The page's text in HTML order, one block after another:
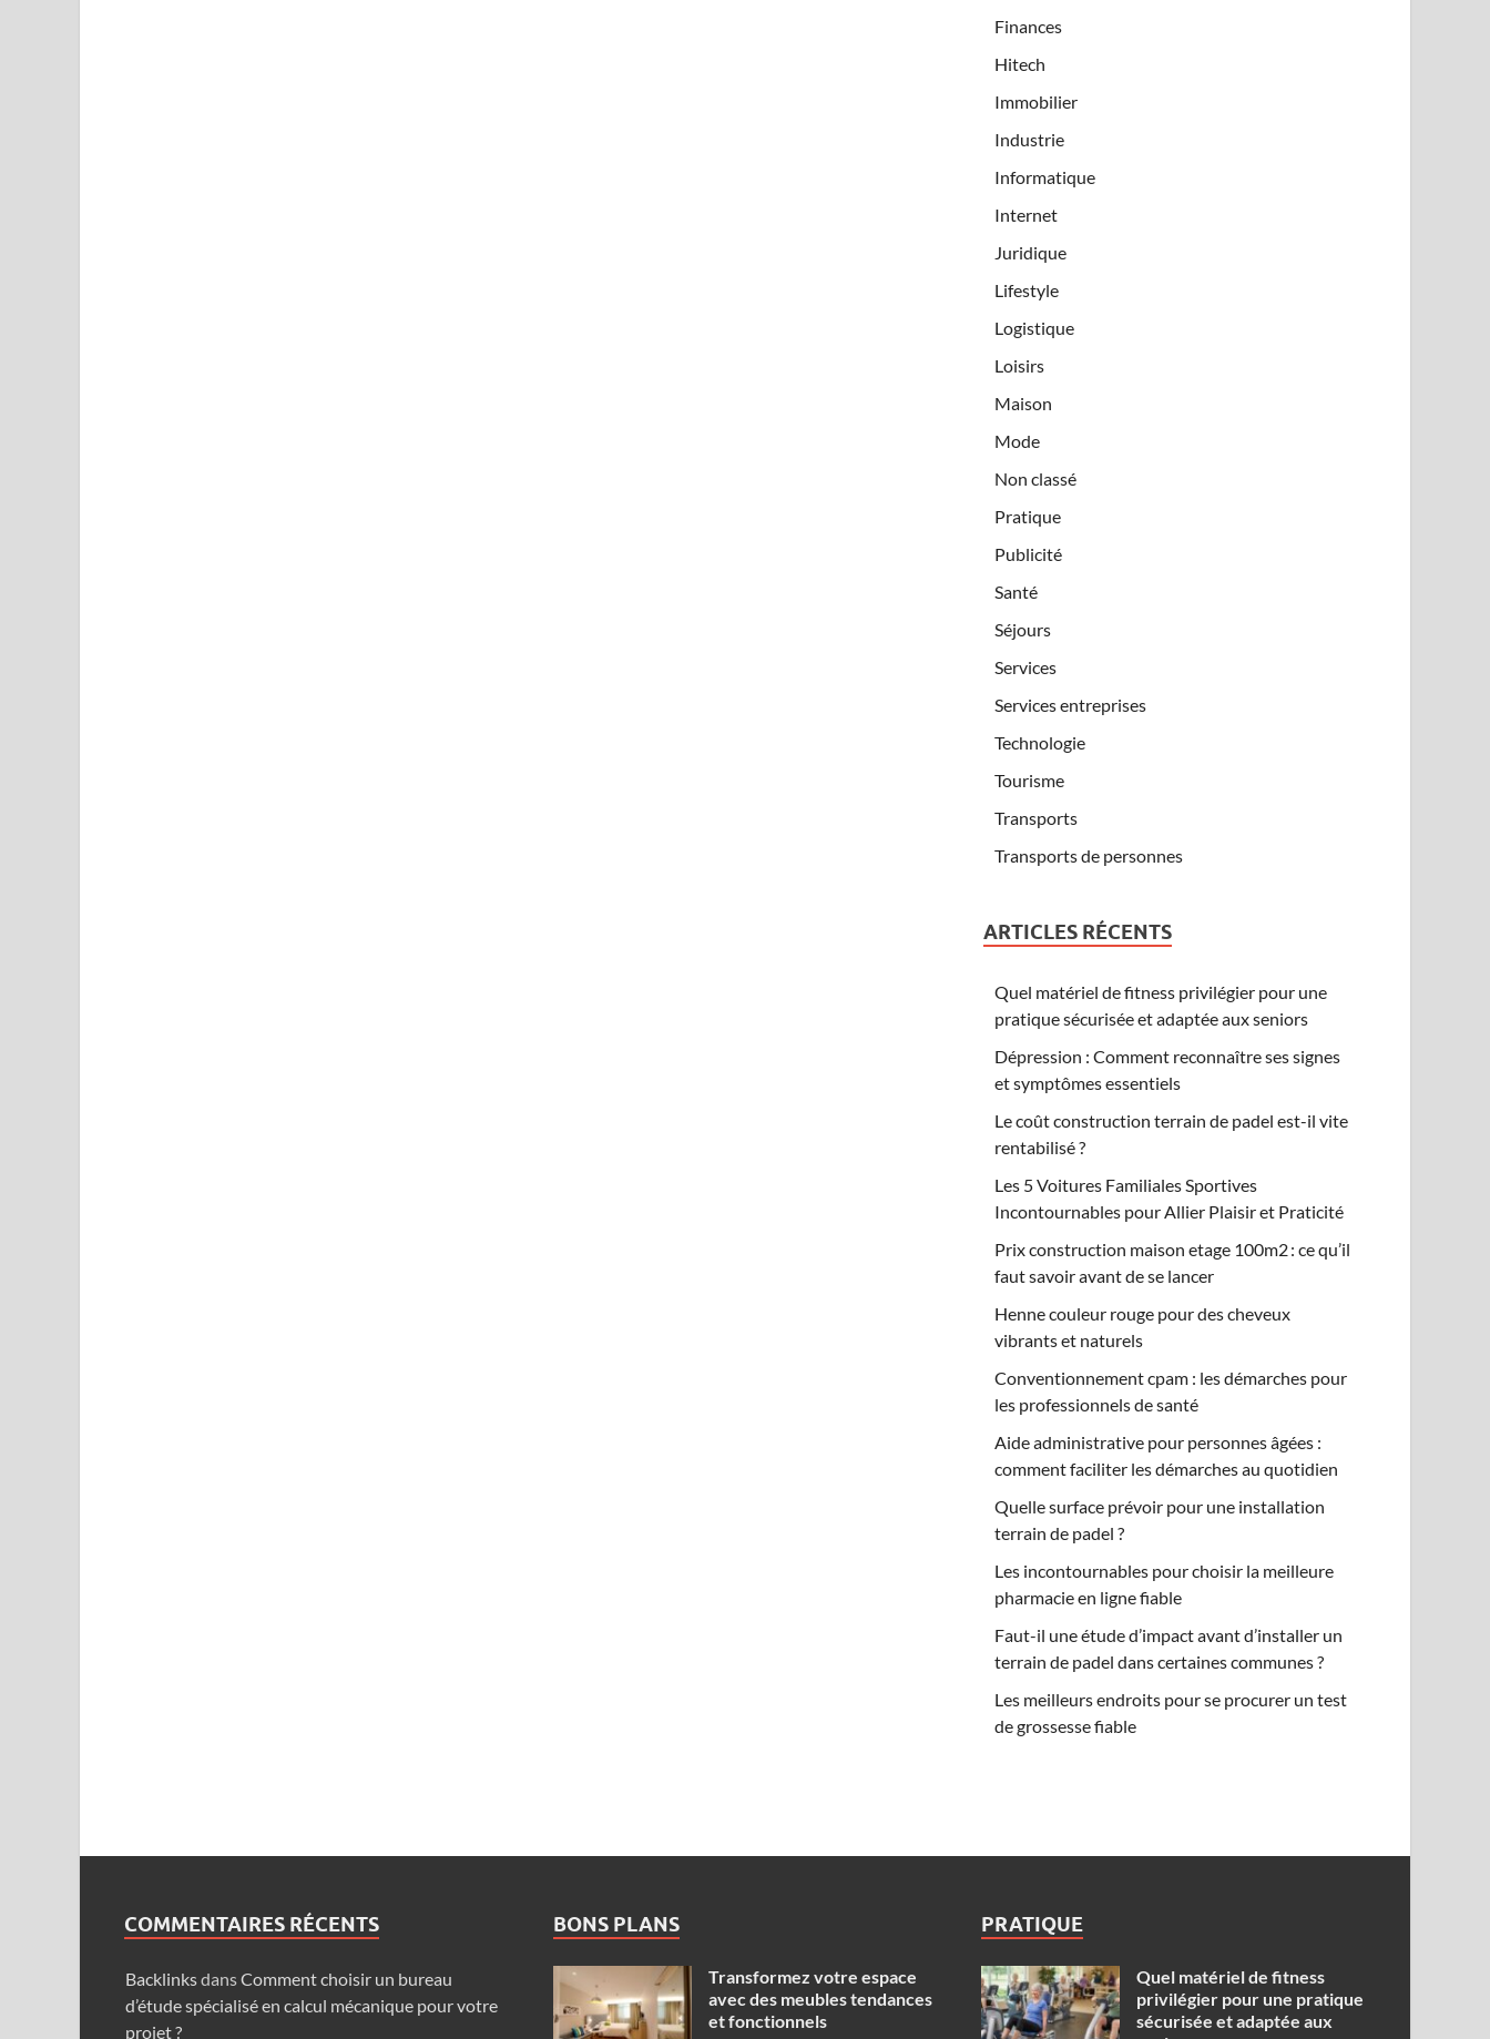
Finances
Hitech
Immobilier
Industrie
Informatique
Internet
Juridique
Lifestyle
Logistique
Loisirs
Maison
Mode
Non classé
Pratique
Publicité
Santé
Séjours
Services
Services entreprises
Technologie
Tourisme
Transports
Transports de personnes
ARTICLES RÉCENTS
Quel matériel de fitness privilégier pour une
pratique sécurisée et adaptée aux seniors
Dépression : Comment reconnaître ses signes
et symptômes essentiels
Le coût construction terrain de padel est-il vite
rentabilisé ?
Les 5 Voitures Familiales Sportives
Incontournables pour Allier Plaisir et Praticité
Prix construction maison etage 100m2 : ce qu’il
faut savoir avant de se lancer
Henne couleur rouge pour des cheveux
vibrants et naturels
Conventionnement cpam : les démarches pour
les professionnels de santé
Aide administrative pour personnes âgées :
comment faciliter les démarches au quotidien
Quelle surface prévoir pour une installation
terrain de padel ?
Les incontournables pour choisir la meilleure
pharmacie en ligne fiable
Faut-il une étude d’impact avant d’installer un
terrain de padel dans certaines communes ?
Les meilleurs endroits pour se procurer un test
de grossesse fiable
COMMENTAIRES RÉCENTS
BacklinksdansComment choisir un bureau
d’étude spécialisé en calcul mécanique pour votre
projet ?
BONS PLANS
Transformez votre espace
avec des meubles tendances
et fonctionnels
PRATIQUE
Quel matériel de fitness
privilégier pour une pratique
sécurisée et adaptée aux